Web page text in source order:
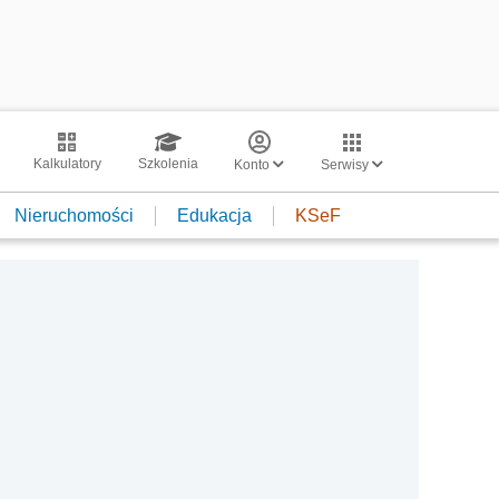
Kalkulatory Szkolenia Konto Serwisy
Nieruchomości Edukacja KSeF